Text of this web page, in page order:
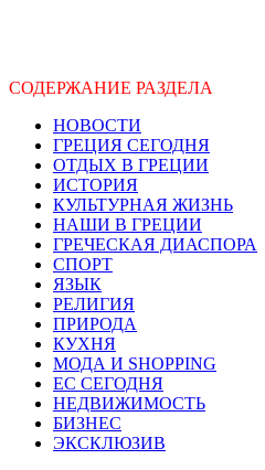
СОДЕРЖАНИЕ РАЗДЕЛА
НОВОСТИ
ГРЕЦИЯ СЕГОДНЯ
ОТДЫХ В ГРЕЦИИ
ИСТОРИЯ
КУЛЬТУРНАЯ ЖИЗНЬ
НАШИ В ГРЕЦИИ
ГРЕЧЕСКАЯ ДИАСПОРА
СПОРТ
ЯЗЫК
РЕЛИГИЯ
ПРИРОДА
КУХНЯ
МОДА И SHOPPING
ЕС СЕГОДНЯ
НЕДВИЖИМОСТЬ
БИЗНЕС
ЭКСКЛЮЗИВ